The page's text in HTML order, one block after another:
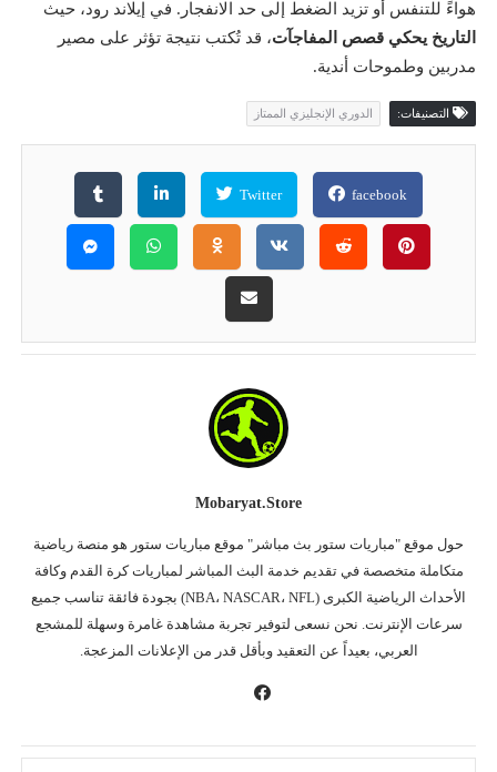
هواءً للتنفس أو تزيد الضغط إلى حد الانفجار. في إيلاند رود، حيث
التاريخ يحكي قصص المفاجآت، قد تُكتب نتيجة تؤثر على مصير
مدربين وطموحات أندية.
التصنيفات: الدوري الإنجليزي الممتاز
facebook
Twitter
Mobaryat.store
حول موقع "مباريات ستور بث مباشر" موقع مباريات ستور هو منصة رياضية
متكاملة متخصصة في تقديم خدمة البث المباشر لمباريات كرة القدم وكافة
الأحداث الرياضية الكبرى (NBA، NASCAR، NFL) بجودة فائقة تناسب جميع
سرعات الإنترنت. نحن نسعى لتوفير تجربة مشاهدة غامرة وسهلة للمشجع
العربي، بعيداً عن التعقيد وبأقل قدر من الإعلانات المزعجة.